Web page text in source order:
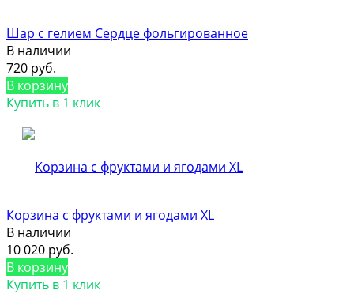
Шар с гелием Сердце фольгированное
В наличии
720 руб.
В корзину
Купить в 1 клик
Корзина с фруктами и ягодами XL
В наличии
10 020 руб.
В корзину
Купить в 1 клик